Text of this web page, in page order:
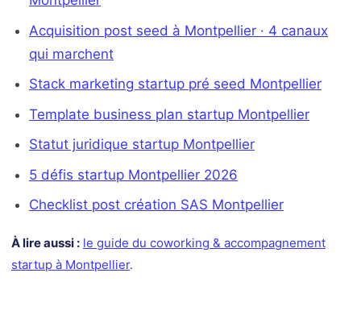
Acquisition post seed à Montpellier · 4 canaux
qui marchent
Stack marketing startup pré seed Montpellier
Template business plan startup Montpellier
Statut juridique startup Montpellier
5 défis startup Montpellier 2026
Checklist post création SAS Montpellier
À lire aussi : le guide du coworking & accompagnement
startup à Montpellier.